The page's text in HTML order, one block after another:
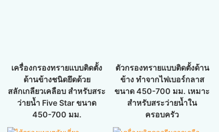
เครื่องกรองทรายแบบติดตั้ง
ด้านข้างชนิดยึดด้วย
สลักเกลียวเคลือบ สำหรับสระ
ว่ายน้ำ Five Star ขนาด
450-700 มม.
ตัวกรองทรายแบบติดตั้งด้าน
ข้าง ทำจากไฟเบอร์กลาส
ขนาด 450-700 มม. เหมาะ
สำหรับสระว่ายน้ำใน
ครอบครัว